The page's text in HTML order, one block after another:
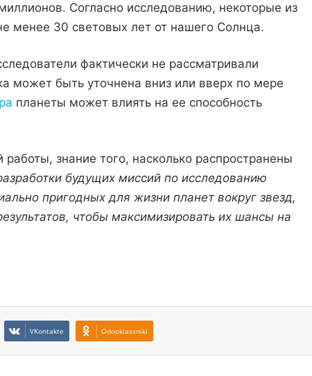
Согласно исследованию, некоторые из
менее 30 световых лет от нашего Солнца.
фактически не рассматривали
может быть уточнена вниз или вверх по мере
планеты может влиять на ее способность
знание того, насколько распространены
будущих миссий по исследованию
пригодных для жизни планет вокруг звезд,
чтобы максимизировать их шансы на
VKontakte Odnoklassniki